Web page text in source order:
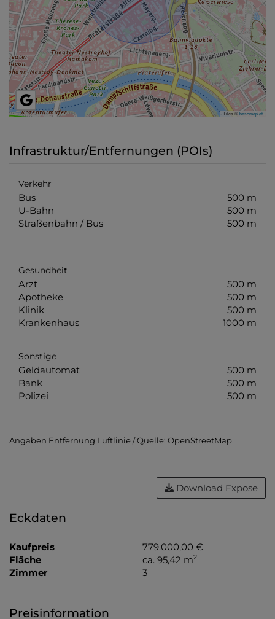
Tiles ©basemap.at
Infrastruktur/Entfernungen (POIs)
Verkehr
Bus
500 m
U-Bahn
500 m
Straßenbahn / Bus
500 m
Gesundheit
Arzt
500 m
Apotheke
500 m
Klinik
500 m
Krankenhaus
1000 m
Sonstige
Geldautomat
500 m
Bank
500 m
Polizei
500 m
Angaben Entfernung Luftlinie / Quelle: OpenStreetMap
Download Expose
Eckdaten
Kaufpreis
779.000,00 €
Fläche
ca. 95,42 m2
Zimmer 3
Preisinformation